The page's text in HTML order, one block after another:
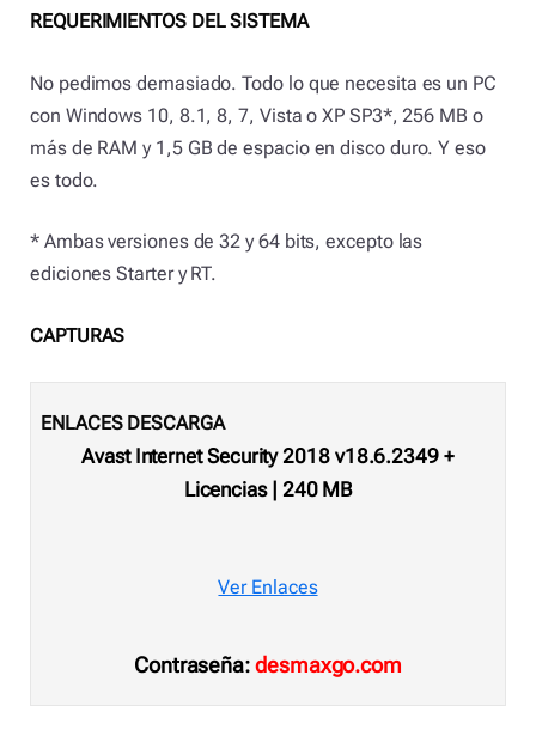
REQUERIMIENTOS DEL SISTEMA
No pedimos demasiado. Todo lo que necesita es un PC
con Windows 10, 8.1, 8, 7, Vista o XP SP3*, 256 MB o
más de RAM y 1,5 GB de espacio en disco duro. Y eso
es todo.
* Ambas versiones de 32 y 64 bits, excepto las
ediciones Starter y RT.
CAPTURAS
ENLACES DESCARGA
Avast Internet Security 2018 v18.6.2349 +
Licencias | 240 MB
Ver Enlaces
Contraseña:desmaxgo.com